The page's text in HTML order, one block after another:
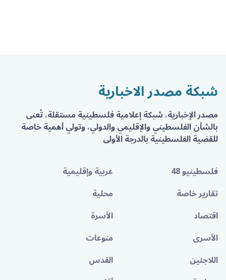
شبكة مصدر الاخبارية
مصدر الإخبارية، شبكة إعلامية فلسطينية مستقلة، تُعنى
بالشأن الفلسطيني والإقليمي والدولي، وتولي أهمية خاصة
للقضية الفلسطينية بالدرجة الأولى
فلسطينيو 48
عربية وإقليمية
تقارير خاصة
محلية
اقتصاد
الأسرة
الأسرى
منوعات
اللاجئين
القدس